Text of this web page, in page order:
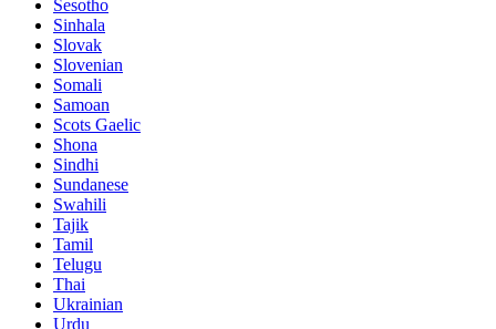
Sesotho
Sinhala
Slovak
Slovenian
Somali
Samoan
Scots Gaelic
Shona
Sindhi
Sundanese
Swahili
Tajik
Tamil
Telugu
Thai
Ukrainian
Urdu